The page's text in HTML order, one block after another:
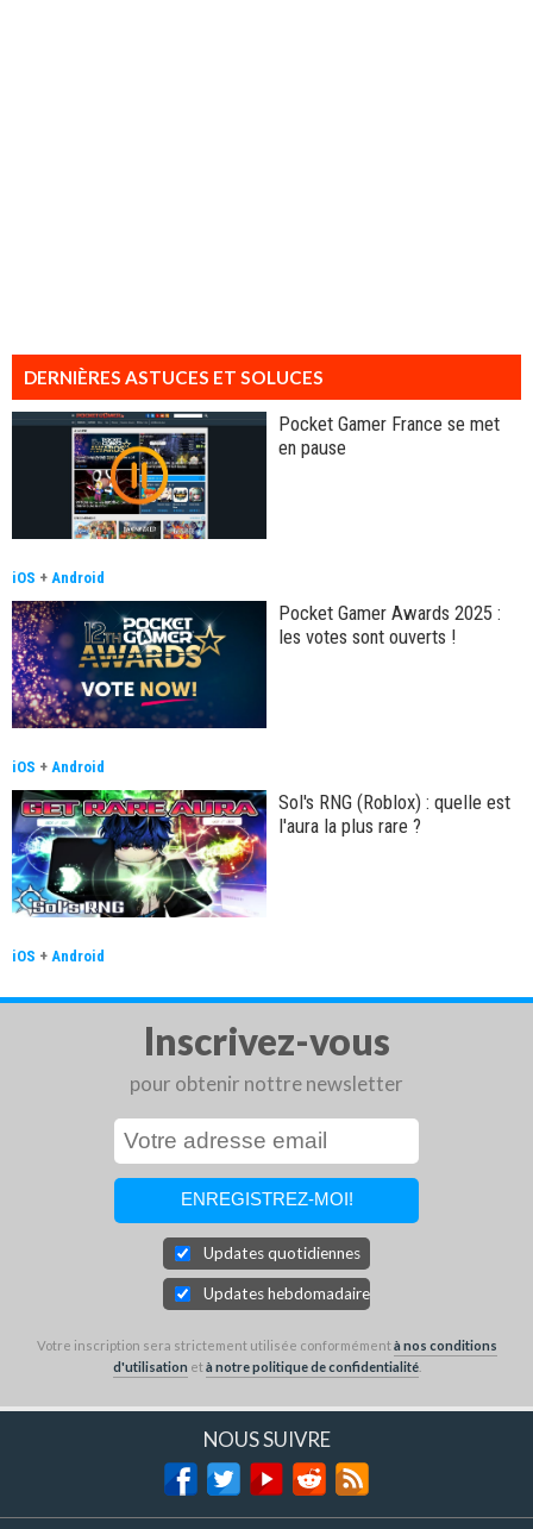
DERNIÈRES ASTUCES ET SOLUCES
Pocket Gamer France se met
en pause
iOS + Android
Pocket Gamer Awards 2025 :
les votes sont ouverts !
iOS + Android
Sol's RNG (Roblox) : quelle est
l'aura la plus rare ?
iOS + Android
Inscrivez-vous
pour obtenir nottre newsletter
Updates quotidiennes
Updates hebdomadaires
Votre inscription sera strictement utilisée conformémentà nos conditions
d'utilisation età notre politique de confidentialité.
NOUS SUIVRE